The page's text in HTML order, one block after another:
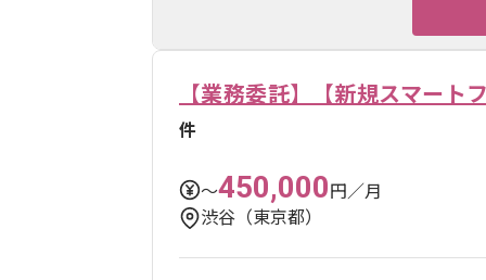
【業務委託】【新規スマート
件
〜450,000円／月
渋谷（東京都）